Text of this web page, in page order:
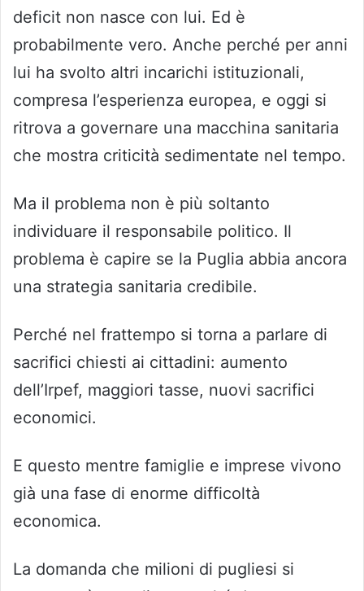
deficit non nasce con lui. Ed è
probabilmente vero. Anche perché per anni
lui ha svolto altri incarichi istituzionali,
compresa l’esperienza europea, e oggi si
ritrova a governare una macchina sanitaria
che mostra criticità sedimentate nel tempo.
Ma il problema non è più soltanto
individuare il responsabile politico. Il
problema è capire se la Puglia abbia ancora
una strategia sanitaria credibile.
Perché nel frattempo si torna a parlare di
sacrifici chiesti ai cittadini: aumento
dell’Irpef, maggiori tasse, nuovi sacrifici
economici.
E questo mentre famiglie e imprese vivono
già una fase di enorme difficoltà
economica.
La domanda che milioni di pugliesi si